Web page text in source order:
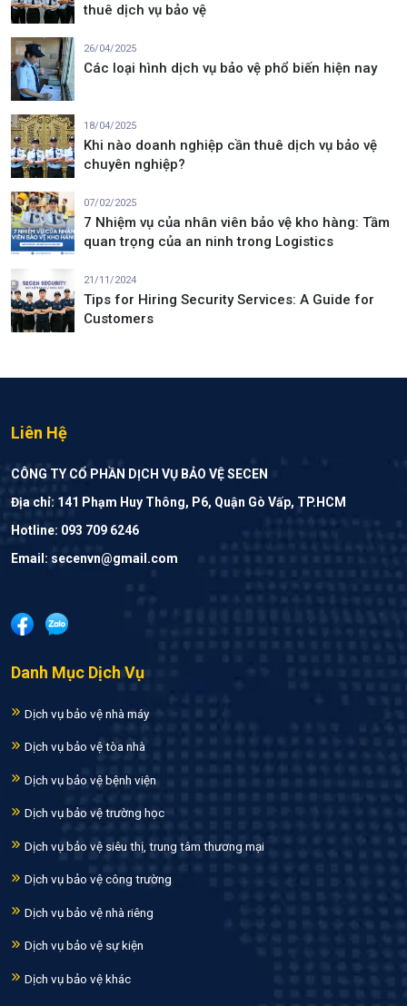
thuê dịch vụ bảo vệ
26/04/2025
Các loại hình dịch vụ bảo vệ phổ biến hiện nay
18/04/2025
Khi nào doanh nghiệp cần thuê dịch vụ bảo vệ
chuyên nghiệp?
07/02/2025
7 Nhiệm vụ của nhân viên bảo vệ kho hàng: Tầm
quan trọng của an ninh trong Logistics
21/11/2024
Tips for Hiring Security Services: A Guide for
Customers
Liên Hệ
CÔNG TY CỔ PHẦN DỊCH VỤ BẢO VỆ SECEN
Địa chỉ: 141 Phạm Huy Thông, P6, Quận Gò Vấp, TP.HCM
Hotline: 093 709 6246
Email: secenvn@gmail.com
Danh Mục Dịch Vụ
Dịch vụ bảo vệ nhà máy
Dịch vụ bảo vệ tòa nhà
Dịch vụ bảo vệ bệnh viện
Dịch vụ bảo vệ trường học
Dịch vụ bảo vệ siêu thị, trung tâm thương mại
Dịch vụ bảo vệ công trường
Dịch vụ bảo vệ nhà riêng
Dịch vụ bảo vệ sự kiện
Dịch vụ bảo vệ khác